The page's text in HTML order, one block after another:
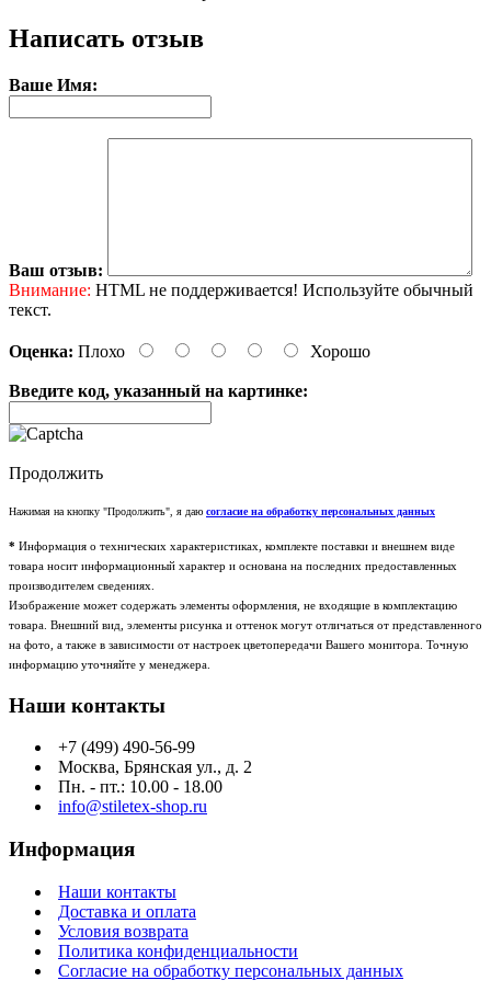
Написать отзыв
Ваше Имя:
Ваш отзыв:
Внимание: HTML не поддерживается! Используйте обычный
текст.
Оценка: Плохо Хорошо
Введите код, указанный на картинке:
Продолжить
Нажимая на кнопку "Продолжить", я даю согласие на обработку персональных данных
* Информация о технических характеристиках, комплекте поставки и внешнем виде
товара носит информационный характер и основана на последних предоставленных
производителем сведениях.
Изображение может содержать элементы оформления, не входящие в комплектацию
товара. Внешний вид, элементы рисунка и оттенок могут отличаться от представленного
на фото, а также в зависимости от настроек цветопередачи Вашего монитора. Точную
информацию уточняйте у менеджера.
Наши контакты
+7 (499) 490-56-99
Москва, Брянская ул., д. 2
Пн. - пт.: 10.00 - 18.00
info@stiletex-shop.ru
Информация
Наши контакты
Доставка и оплата
Условия возврата
Политика конфиденциальности
Согласие на обработку персональных данных